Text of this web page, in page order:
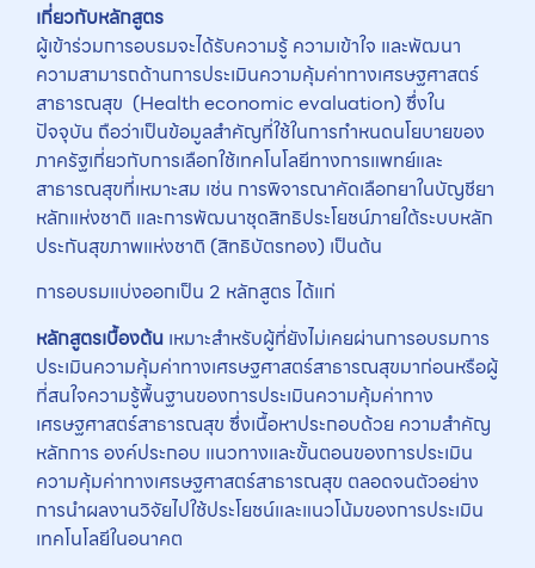
เกี่ยวกับหลักสูตร
ผู้เข้าร่วมการอบรมจะได้รับความรู้ ความเข้าใจ และพัฒนา
ความสามารถด้านการประเมินความคุ้มค่าทางเศรษฐศาสตร์
สาธารณสุข (Health economic evaluation) ซึ่งใน
ปัจจุบัน ถือว่าเป็นข้อมูลสำคัญที่ใช้ในการกำหนดนโยบายของ
ภาครัฐเกี่ยวกับการเลือกใช้เทคโนโลยีทางการแพทย์และ
สาธารณสุขที่เหมาะสม เช่น การพิจารณาคัดเลือกยาในบัญชียา
หลักแห่งชาติ และการพัฒนาชุดสิทธิประโยชน์ภายใต้ระบบหลัก
ประกันสุขภาพแห่งชาติ (สิทธิบัตรทอง) เป็นต้น
การอบรมแบ่งออกเป็น 2 หลักสูตร ได้แก่
หลักสูตรเบื้องต้น เหมาะสำหรับผู้ที่ยังไม่เคยผ่านการอบรมการ
ประเมินความคุ้มค่าทางเศรษฐศาสตร์สาธารณสุขมาก่อนหรือผู้
ที่สนใจความรู้พื้นฐานของการประเมินความคุ้มค่าทาง
เศรษฐศาสตร์สาธารณสุข ซึ่งเนื้อหาประกอบด้วย ความสำคัญ
หลักการ องค์ประกอบ แนวทางและขั้นตอนของการประเมิน
ความคุ้มค่าทางเศรษฐศาสตร์สาธารณสุข ตลอดจนตัวอย่าง
การนำผลงานวิจัยไปใช้ประโยชน์และแนวโน้มของการประเมิน
เทคโนโลยีในอนาคต